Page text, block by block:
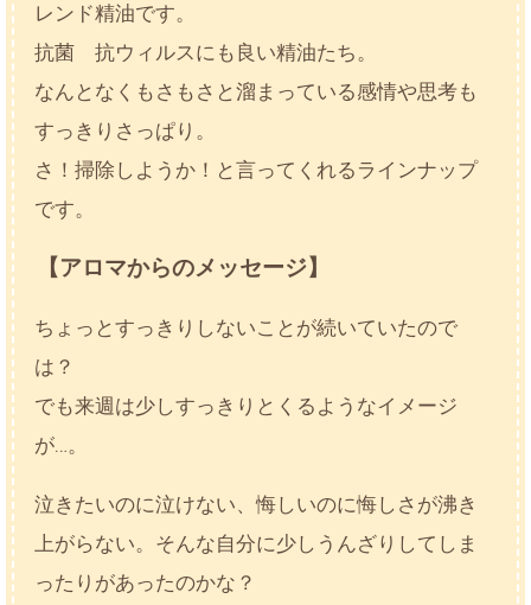
レンド精油です。
抗菌 抗ウィルスにも良い精油たち。
なんとなくもさもさと溜まっている感情や思考も
すっきりさっぱり。
さ！掃除しようか！と言ってくれるラインナップ
です。
【アロマからのメッセージ】
ちょっとすっきりしないことが続いていたので
は？
でも来週は少しすっきりとくるようなイメージ
が…。
泣きたいのに泣けない、悔しいのに悔しさが沸き
上がらない。そんな自分に少しうんざりしてしま
ったりがあったのかな？